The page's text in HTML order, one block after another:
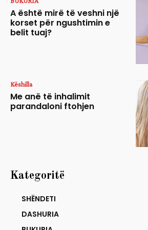
A është mirë të veshni një
korset për ngushtimin e
belit tuaj?
Këshilla
Me anë të inhalimit
parandaloni ftohjen
Kategoritë
SHËNDETI
DASHURIA